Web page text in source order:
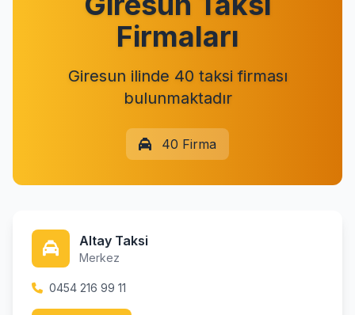
Firmaları
Giresun ilinde 40 taksi firması
bulunmaktadır
40 Firma
Altay Taksi
Merkez
0454 216 99 11